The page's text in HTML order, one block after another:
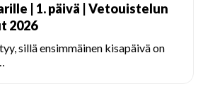
| 1. päivä | Vetouistelun
2026
sillä ensimmäinen kisapäivä on